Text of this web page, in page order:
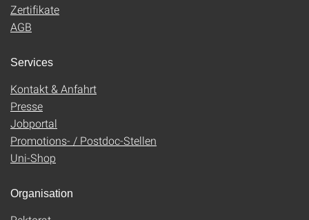
Zertifikate
AGB
Services
Kontakt & Anfahrt
Presse
Jobportal
Promotions- / Postdoc-Stellen
Uni-Shop
Organisation